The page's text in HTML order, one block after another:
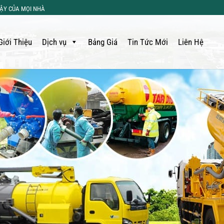
CỦA MỌI NHÀ
Thiệu Dịch vụ Bảng Giá Tin Tức Mới Liên Hệ